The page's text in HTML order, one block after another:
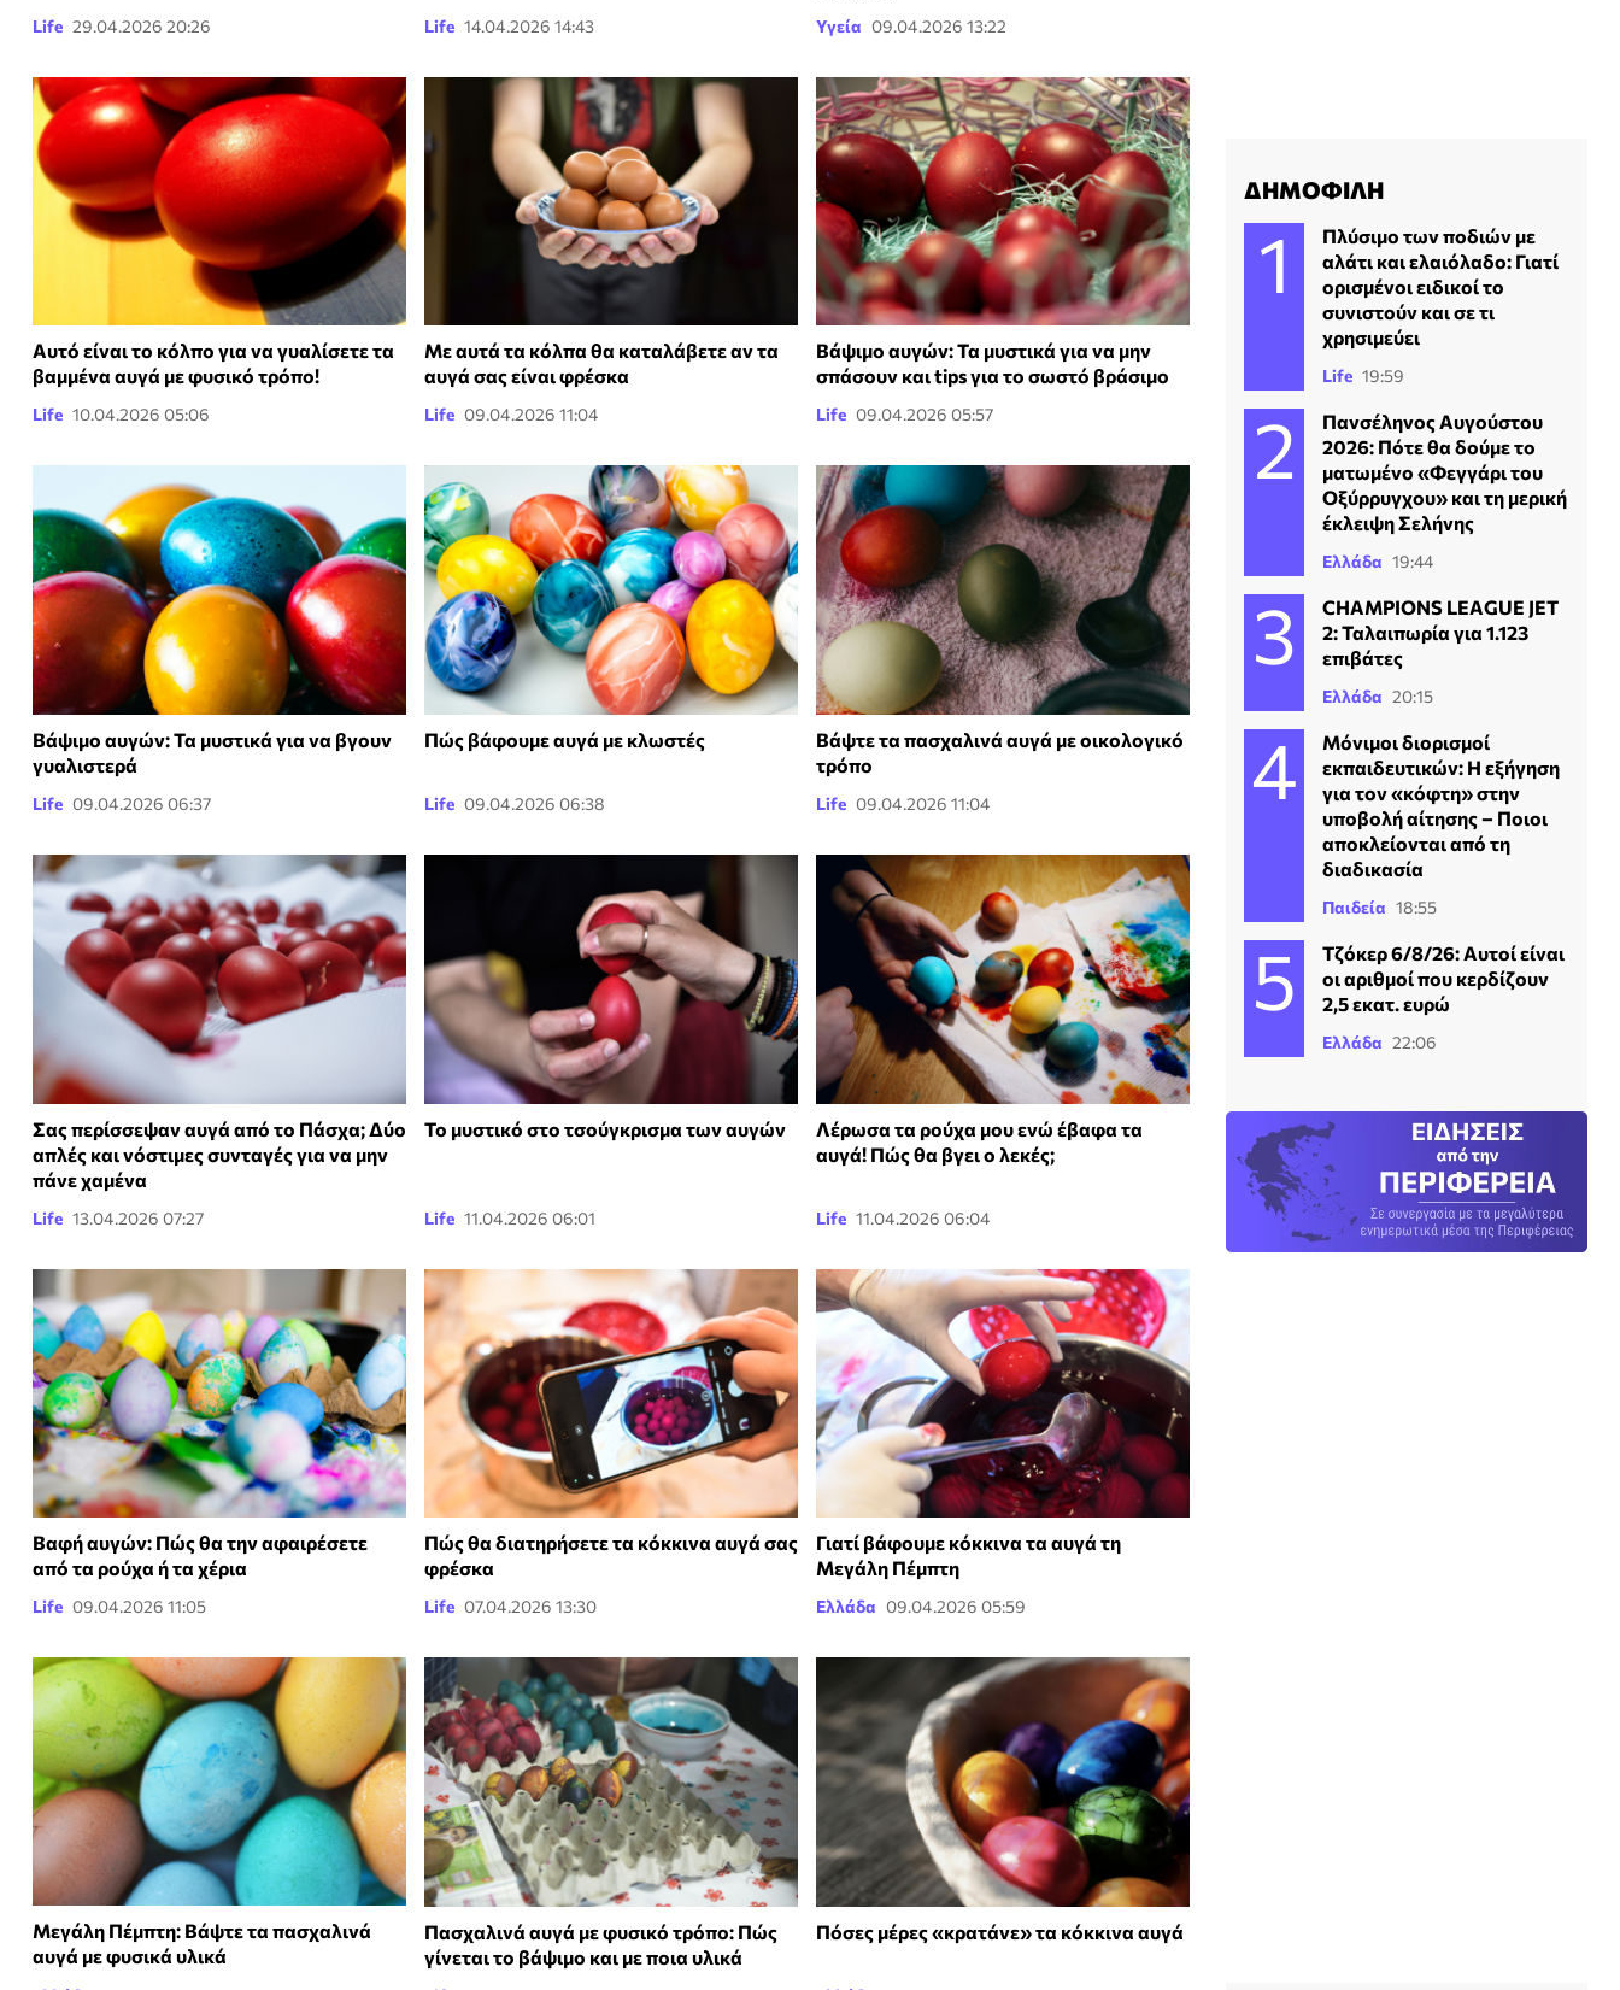
Life 29.04.2026 20:26 Life 14.04.2026 14:43 Υγεία 09.04.2026 13:22
Αυτό είναι το κόλπο για να γυαλίσετε τα
βαμμένα αυγά με φυσικό τρόπο!
Life 10.04.2026 05:06
Με αυτά τα κόλπα θα καταλάβετε αν τα
αυγά σας είναι φρέσκα
Life 09.04.2026 11:04
Βάψιμο αυγών: Τα μυστικά για να μην
σπάσουν και tips για το σωστό βράσιμο
Life 09.04.2026 05:57
Βάψιμο αυγών: Τα μυστικά για να βγουν
γυαλιστερά
Life 09.04.2026 06:37
Πώς βάφουμε αυγά με κλωστές
Life 09.04.2026 06:38
Βάψτε τα πασχαλινά αυγά με οικολογικό
τρόπο
Life 09.04.2026 11:04
Σας περίσσεψαν αυγά από το Πάσχα; Δύο
απλές και νόστιμες συνταγές για να μην
πάνε χαμένα
Life 13.04.2026 07:27
Το μυστικό στο τσούγκρισμα των αυγών
Life 11.04.2026 06:01
Λέρωσα τα ρούχα μου ενώ έβαφα τα
αυγά! Πώς θα βγει ο λεκές;
Life 11.04.2026 06:04
Βαφή αυγών: Πώς θα την αφαιρέσετε
από τα ρούχα ή τα χέρια
Life 09.04.2026 11:05
Πώς θα διατηρήσετε τα κόκκινα αυγά σας
φρέσκα
Life 07.04.2026 13:30
Γιατί βάφουμε κόκκινα τα αυγά τη
Μεγάλη Πέμπτη
Ελλάδα 09.04.2026 05:59
Μεγάλη Πέμπτη: Βάψτε τα πασχαλινά
αυγά με φυσικά υλικά
Πασχαλινά αυγά με φυσικό τρόπο: Πώς
γίνεται το βάψιμο και με ποια υλικά
Πόσες μέρες «κρατάνε» τα κόκκινα αυγά
ΔΗΜΟΦΙΛΗ
Πλύσιμο των ποδιών με
αλάτι και ελαιόλαδο: Γιατί
ορισμένοι ειδικοί το
συνιστούν και σε τι
χρησιμεύει
Life 19:59
Πανσέληνος Αυγούστου
2026: Πότε θα δούμε το
ματωμένο «Φεγγάρι του
Οξύρρυγχου» και τη μερική
έκλειψη Σελήνης
Ελλάδα 19:44
CHAMPIONS LEAGUE JET
2: Ταλαιπωρία για 1.123
επιβάτες
Ελλάδα 20:15
Μόνιμοι διορισμοί
εκπαιδευτικών: Η εξήγηση
για τον «κόφτη» στην
υποβολή αίτησης – Ποιοι
αποκλείονται από τη
διαδικασία
Παιδεία 18:55
Τζόκερ 6/8/26: Αυτοί είναι
οι αριθμοί που κερδίζουν
2,5 εκατ. ευρώ
Ελλάδα 22:06